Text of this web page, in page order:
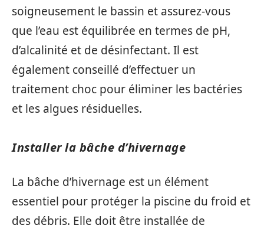
soigneusement le bassin et assurez-vous
que l’eau est équilibrée en termes de pH,
d’alcalinité et de désinfectant. Il est
également conseillé d’effectuer un
traitement choc pour éliminer les bactéries
et les algues résiduelles.
Installer la bâche d’hivernage
La bâche d’hivernage est un élément
essentiel pour protéger la piscine du froid et
des débris. Elle doit être installée de